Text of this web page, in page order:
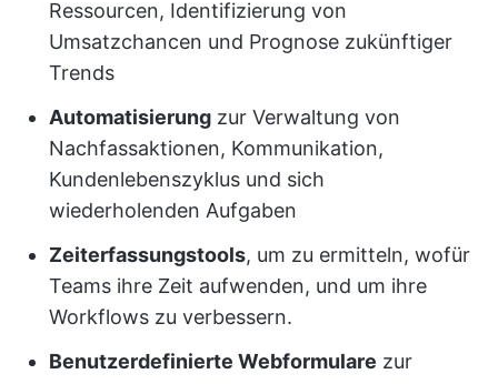
Ressourcen, Identifizierung von
Umsatzchancen und Prognose zukünftiger
Trends
Automatisierung zur Verwaltung von
Nachfassaktionen, Kommunikation,
Kundenlebenszyklus und sich
wiederholenden Aufgaben
Zeiterfassungstools, um zu ermitteln, wofür
Teams ihre Zeit aufwenden, und um ihre
Workflows zu verbessern.
Benutzerdefinierte Webformulare zur